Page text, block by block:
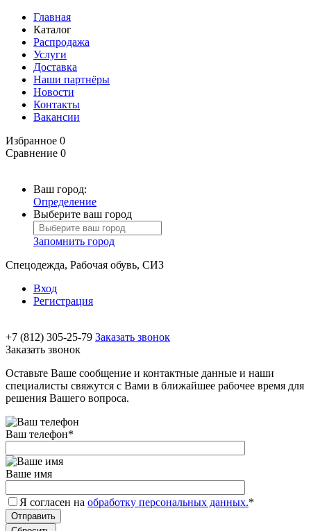
Главная
Каталог
Распродажа
Услуги
Доставка
Наши партнёры
Новости
Контакты
Вакансии
Избранное 0
Сравнение 0
Ваш город:
Определение
Выберите ваш город
Запомнить город
Спецодежда, Рабочая обувь, СИЗ
Вход
Регистрация
+7 (812) 305-25-79 Заказать звонок
Заказать звонок
Оставьте Ваше сообщение и контактные данные и наши
специалисты свяжутся с Вами в ближайшее рабочее время для
решения Вашего вопроса.
Ваш телефон*
Ваше имя
Я согласен на обработку персональных данных.*